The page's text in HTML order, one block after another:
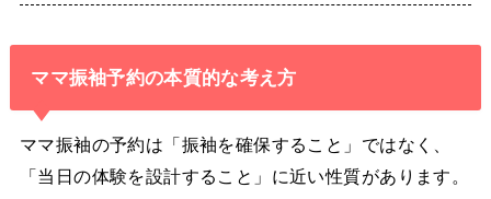
ママ振袖予約の本質的な考え方
ママ振袖の予約は「振袖を確保すること」ではなく、
「当日の体験を設計すること」に近い性質があります。